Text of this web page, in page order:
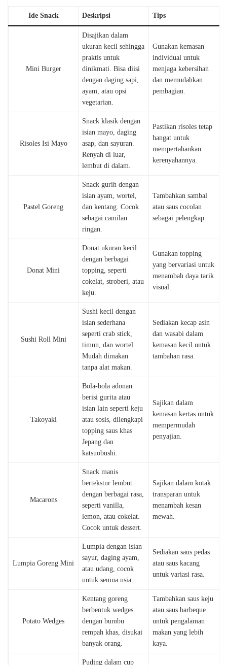
Ide Snack Deskripsi Tips
Mini Burger
Disajikan dalam
ukuran kecil sehingga
praktis untuk
dinikmati. Bisa diisi
dengan daging sapi,
ayam, atau opsi
vegetarian.
Gunakan kemasan
individual untuk
menjaga kebersihan
dan memudahkan
pembagian.
Risoles Isi Mayo
Snack klasik dengan
isian mayo, daging
asap, dan sayuran.
Renyah di luar,
lembut di dalam.
Pastikan risoles tetap
hangat untuk
mempertahankan
kerenyahannya.
Pastel Goreng
Snack gurih dengan
isian ayam, wortel,
dan kentang. Cocok
sebagai camilan
ringan.
Tambahkan sambal
atau saus cocolan
sebagai pelengkap.
Donat Mini
Donat ukuran kecil
dengan berbagai
topping, seperti
cokelat, stroberi, atau
keju.
Gunakan topping
yang bervariasi untuk
menambah daya tarik
visual.
Sushi Roll Mini
Sushi kecil dengan
isian sederhana
seperti crab stick,
timun, dan wortel.
Mudah dimakan
tanpa alat makan.
Sediakan kecap asin
dan wasabi dalam
kemasan kecil untuk
tambahan rasa.
Takoyaki
Bola-bola adonan
berisi gurita atau
isian lain seperti keju
atau sosis, dilengkapi
topping saus khas
Jepang dan
katsuobushi.
Sajikan dalam
kemasan kertas untuk
mempermudah
penyajian.
Macarons
Snack manis
bertekstur lembut
dengan berbagai rasa,
seperti vanilla,
lemon, atau cokelat.
Cocok untuk dessert.
Sajikan dalam kotak
transparan untuk
menambah kesan
mewah.
Lumpia Goreng Mini
Lumpia dengan isian
sayur, daging ayam,
atau udang, cocok
untuk semua usia.
Sediakan saus pedas
atau saus kacang
untuk variasi rasa.
Potato Wedges
Kentang goreng
berbentuk wedges
dengan bumbu
rempah khas, disukai
banyak orang.
Tambahkan saus keju
atau saus barbeque
untuk pengalaman
makan yang lebih
kaya.
Puding dalam cup